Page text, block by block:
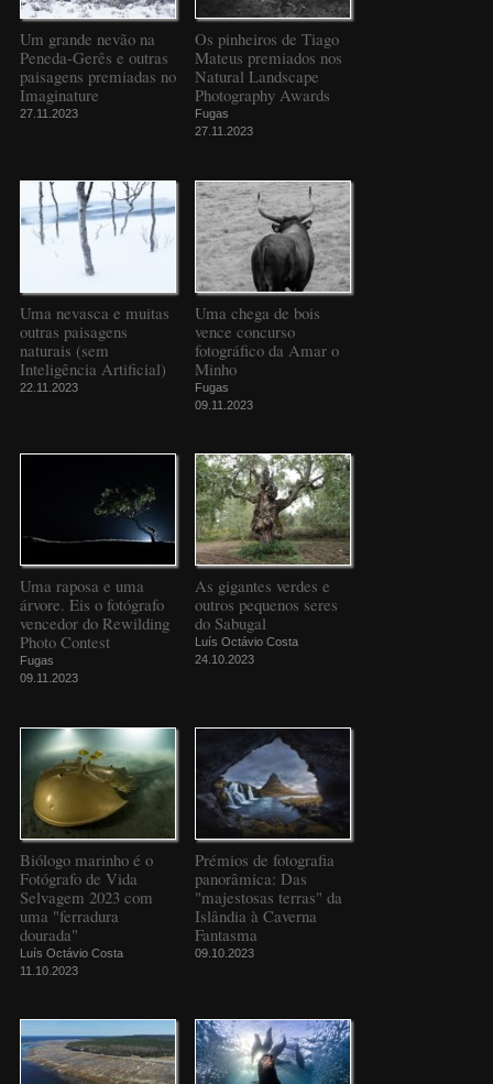
Um grande nevão na
Peneda-Gerês e outras
paisagens premiadas no
Imaginature
27.11.2023
Os pinheiros de Tiago
Mateus premiados nos
Natural Landscape
Photography Awards
Fugas
27.11.2023
Uma nevasca e muitas
outras paisagens
naturais (sem
Inteligência Artificial)
22.11.2023
Uma chega de bois
vence concurso
fotográfico da Amar o
Minho
Fugas
09.11.2023
Uma raposa e uma
árvore. Eis o fotógrafo
vencedor do Rewilding
Photo Contest
Fugas
09.11.2023
As gigantes verdes e
outros pequenos seres
do Sabugal
Luís Octávio Costa
24.10.2023
Biólogo marinho é o
Fotógrafo de Vida
Selvagem 2023 com
uma "ferradura
dourada"
Luís Octávio Costa
11.10.2023
Prémios de fotografia
panorâmica: Das
"majestosas terras" da
Islândia à Caverna
Fantasma
09.10.2023